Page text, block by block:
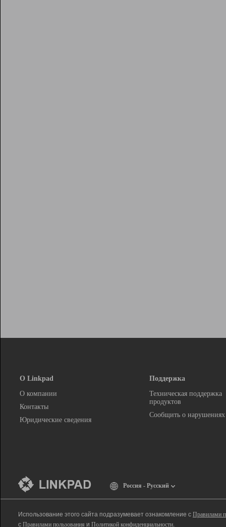
О Linkpad
О компании
Контакты
Юридические сведения
Поддержка
Техническая поддержка
продуктов
Сообщить о нарушениях
Россия - Русский
Использование этого сайта подразумевает ознакомление с Правилами
с Правилами пользования и Политикой конфиденциальности.